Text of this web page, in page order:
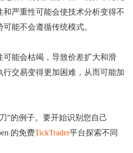
严重性可能会使技术分析变得不
能不会遵循传统模式。
可能会枯竭，导致价差扩大和滑
行交易变得更加困难，从而可能加
”的例子。要开始识别您自己
的免费TickTrader平台探索不同